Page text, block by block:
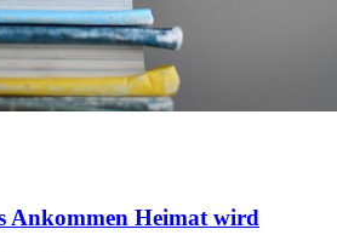
Ankommen Heimat wird